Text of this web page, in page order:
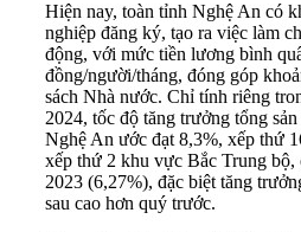
Hiện nay, toàn tỉnh Nghệ An có
nghiệp đăng ký, tạo ra việc làm
động, với mức tiền lương bình
đồng/người/tháng, đóng góp
sách Nhà nước. Chỉ tính riêng
2024, tốc độ tăng trưởng tổng
Nghệ An ước đạt 8,3%, xếp thứ
xếp thứ 2 khu vực Bắc Trung bộ,
2023 (6,27%), đặc biệt tăng
sau cao hơn quý trước.